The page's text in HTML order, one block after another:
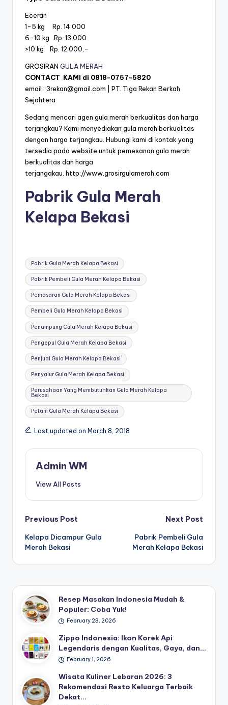
Eceran
1-5 kg Rp. 14.000
6-10 kg Rp. 13.000
>10 kg Rp. 12.000,-
GROSIRAN GULA MERAH
CONTACT KAMI di 0818-0757-5820
email : 3rekan@gmail.com | PT. Tiga Rekan Berkah
Sejahtera
Sedang mencari agen gula merah berkualitas dan harga
terjangkau? Kami menyediakan gula merah berkualitas
dengan harga terjangkau. Hubungi kami di kontak yang
tersedia pada website untuk pemesanan gula merah
berkualitas dan harga
terjangakau. http://www.grosirgulamerah.com
Pabrik Gula Merah
Kelapa Bekasi
Tags:
Pabrik Gula Merah Kelapa Bekasi
Pabrik Pembeli Gula Merah Kelapa Bekasi
Pemasaran Gula Merah Kelapa Bekasi
Pembeli Gula Merah Kelapa Bekasi
Penampung Gula Merah Kelapa Bekasi
Pengepul Gula Merah Kelapa Bekasi
Penjual Gula Merah Kelapa Bekasi
Penyalur Gula Merah Kelapa Bekasi
Perusahaan Yang Membutuhkan Gula Merah Kelapa
Bekasi
Petani Gula Merah Kelapa Bekasi
Last updated on March 8, 2018
Admin WM
View All Posts
Post
navigation
Previous Post
Kelapa Dicampur Gula
Merah Bekasi
Next Post
Pabrik Pembeli Gula
Merah Kelapa Bekasi
Resep Masakan Indonesia Mudah &
Populer: Coba Yuk!
February 23, 2026
Zippo Indonesia: Ikon Korek Api
Legendaris dengan Kualitas, Gaya, dan…
February 1, 2026
Wisata Kuliner Lebaran 2026: 3
Rekomendasi Resto Keluarga Terbaik
Dekat…